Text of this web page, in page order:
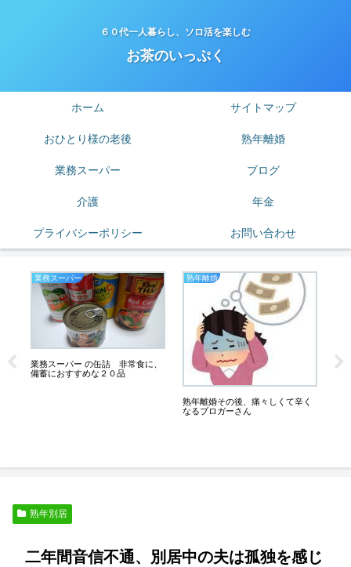
６０代一人暮らし、ソロ活を楽しむ
お茶のいっぷく
ホーム サイトマップ
おひとり様の老後 熟年離婚
業務スーパー ブログ
介護 年金
プライバシーポリシー お問い合わせ
業務スーパー
業務スーパー の缶詰 非常食に、
備蓄におすすめな２０品
熟年離婚
熟年離婚その後、痛々しくて辛く
なるブロガーさん
業
熟年別居
二年間音信不通、別居中の夫は孤独を感じ